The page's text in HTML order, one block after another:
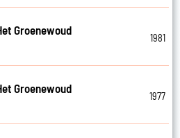
Groenewoud
1981
Groenewoud
1977